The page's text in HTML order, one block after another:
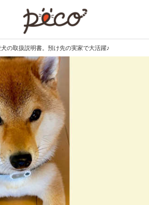
の取扱説明書。預け先の実家で大活躍♪